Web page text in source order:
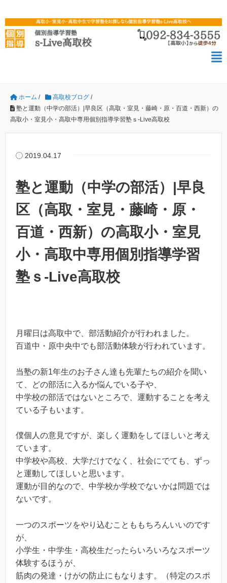
ホーム / 高取校ブログ/
塾と運動（中学の部活）|早良区（高取・室見・藤崎・原・百道・西新）の
高取小・室見小・高取中専用個別指導学習塾ｓ-Live高取校
2019.04.17
塾と運動（中学の部活）|早良
区（高取・室見・藤崎・原・
百道・西新）の高取小・室見
小・高取中専用個別指導学習
塾ｓ-Live高取校
月曜日は高取中で、部活動紹介が行われました。
百道中・原中央中でも部活動体験が行われています。
当塾の新1年生のお子さん達も先輩たちの紹介を聞い
て、どの部活に入るか悩んでいる子や、
中学校の部活ではないところで、運動することを考え
ている子もいます。
僕個人の意見ですが、楽しく運動をしてほしいと考え
ています。
中学校や高校、大学だけでなく、社会にでても、ずっ
と運動してほしいと思います。
運動が目的なので、中学校か学校でないかは問題では
ないです。
一つのスポーツをやり込むことももちろんいいのです
が、
小学生・中学生・高校生だったらいろいろなスポーツ
体験するほうが、
筋肉の発達・けがの防止にもなります。（特定のスポ